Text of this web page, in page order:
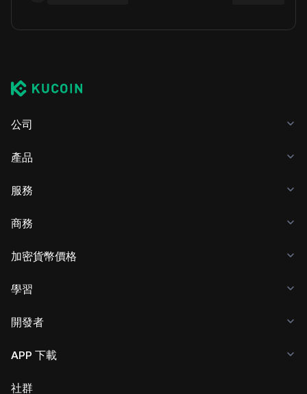
公司
產品
服務
商務
加密貨幣價格
學習
開發者
APP 下載
社群